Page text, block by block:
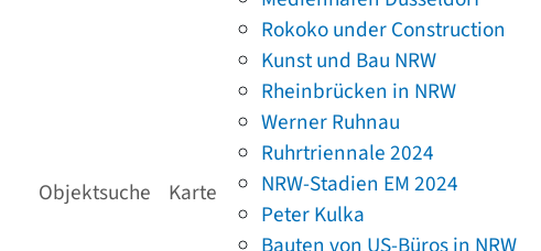
Objektsuche Karte
Rokoko under Construction
Kunst und Bau NRW
Rheinbrücken in NRW
Werner Ruhnau
Ruhrtriennale 2024
NRW-Stadien EM 2024
Peter Kulka